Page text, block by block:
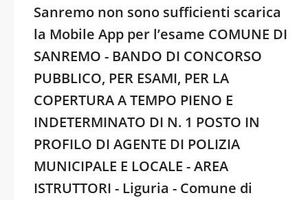
Sanremo non sono sufficienti scarica
la Mobile App per l’esame COMUNE DI
SANREMO - BANDO DI CONCORSO
PUBBLICO, PER ESAMI, PER LA
COPERTURA A TEMPO PIENO E
INDETERMINATO DI N. 1 POSTO IN
PROFILO DI AGENTE DI POLIZIA
MUNICIPALE E LOCALE - AREA
ISTRUTTORI - Liguria - Comune di